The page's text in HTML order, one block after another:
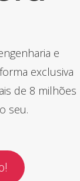
e
exclusiva
de 8 milhões
seu.